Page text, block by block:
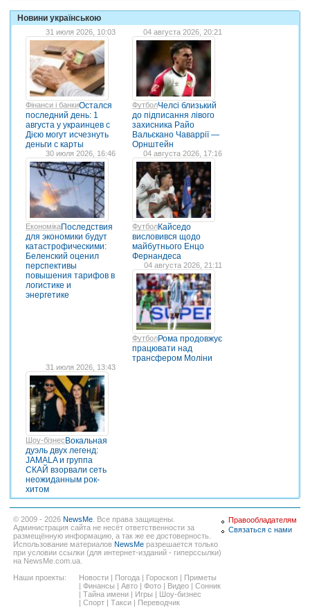
Новини українською
31 июля 2026, 10:03
Фінанси і банкиОстался
последний день: 1
августа у украинцев с
Дією могут исчезнуть
деньги с карты
04 августа 2026, 20:21
ФутболЧелсі близький
до підписання лівого
захисника Райо
Вальєкано Чаваррії —
Орнштейн
30 июля 2026, 16:46
ЕкономікаПоследствия
для экономики будут
катастрофическими:
Беленский оценил
перспективы
повышения тарифов в
логистике и
энергетике
04 августа 2026, 17:16
ФутболКайседо
висловився щодо
майбутнього Енцо
Фернандеса
04 августа 2026, 21:11
ФутболРома продовжує
працювати над
трансфером Моліни
31 июля 2026, 13:43
Шоу-бізнес Вокальная
дуэль двух легенд:
JAMALA и группа
СКАЙ взорвали сеть
неожиданным рок-
хитом
© 2009 - 2026 NewsMe. Все права защищены.
Администрация сайта не несёт ответственности за
размещённую информацию, а так же ее достоверность.
Использование материалов NewsMe разрешается только
при условии ссылки (для интернет-изданий - гиперссылки)
на NewsMe.com.ua.
Наши проекты:
Новости Погода Гороскоп
Приметы
Финансы Авто Фото Видео
Сонник
Тайна имени Игры
Шоу-бизнес
Спорт Такси Переводчик
Правообладателям
Связаться с нами